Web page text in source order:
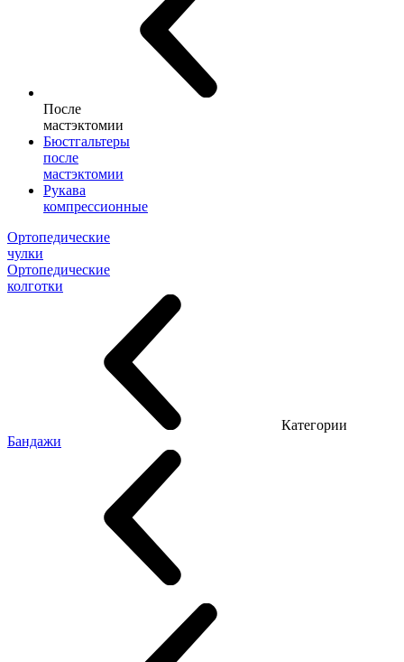
После
мастэктомии
Бюстгальтеры
после
мастэктомии
Рукава
компрессионные
Ортопедические
чулки
Ортопедические
колготки
Категории
Бандажи